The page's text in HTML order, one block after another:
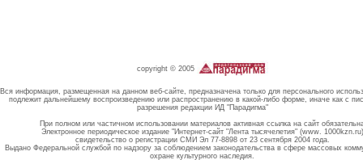
copyright © 2005
Вся информация, размещенная на данном веб-сайте, предназначена только для персонального
подлежит дальнейшему воспроизведению или распространению в какой-либо форме, иначе как с
разрешения редакции ИД "Парадигма"
При полном или частичном использовании материалов активная ссылка на сайт
Электронное периодическое издание "Интернет-сайт "Лента тысячелетия" (www. 1000kzn.ru)
свидетельство о регистрации СМИ Эл 77-8898 от 23 сентября 2004 года.
Выдано Федеральной службой по надзору за соблюдением законодательства в сфере массовых
охране культурного наследия.